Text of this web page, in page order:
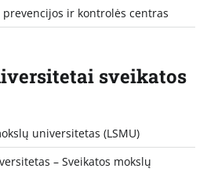
prevencijos ir kontrolės centras
sveikatos
universitetas (LSMU)
– Sveikatos mokslų